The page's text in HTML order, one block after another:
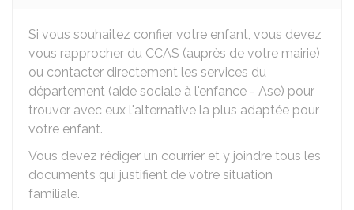
Si vous souhaitez confier votre enfant, vous devez
vous rapprocher du CCAS (auprès de votre mairie)
ou contacter directement les services du
département (aide sociale à l'enfance - Ase) pour
trouver avec eux l'alternative la plus adaptée pour
votre enfant.
Vous devez rédiger un courrier et y joindre tous les
documents qui justifient de votre situation
familiale.